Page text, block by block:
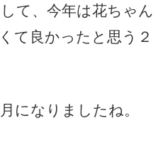
て、今年は花ちゃん
て良かったと思う２
になりましたね。